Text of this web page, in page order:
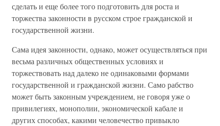
сделать и еще более того подготовить для роста и
торжества законности в русском строе гражданской и
государственной жизни.
Сама идея законности, однако, может осуществляться при
весьма различных общественных условиях и
торжествовать над далеко не одинаковыми формами
государственной и гражданской жизни. Само рабство
может быть законным учреждением, не говоря уже о
привилегиях, монополии, экономической кабале и
других способах, какими человечество привыкло